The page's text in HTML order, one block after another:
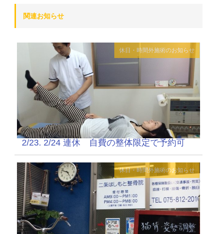
関連お知らせ
休日・時間外施術のお知らせ
2/23. 2/24 連休 自費の整体限定で予約可
休日・時間外施術のお知らせ